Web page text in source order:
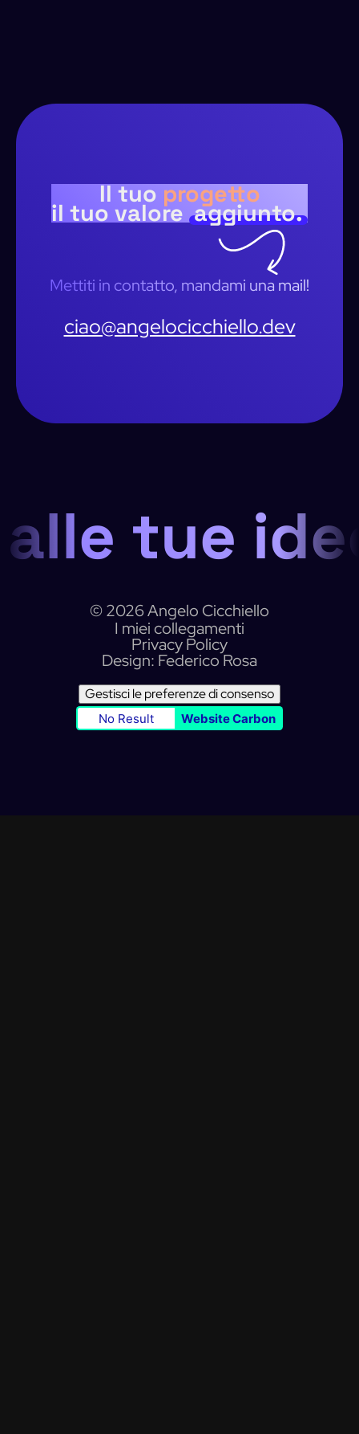
Il tuoprogetto
il tuo valoreaggiunto.
Mettiti in contatto, mandami una mail!
ciao@angelocicchiello.dev
tue
© 2026 Angelo Cicchiello
I miei collegamenti
Privacy Policy
Design: Federico Rosa
Gestisci le preferenze di consenso
No Result Website Carbon